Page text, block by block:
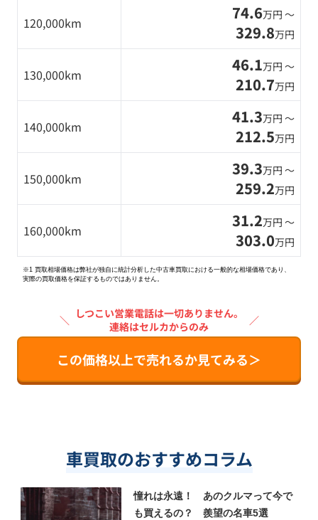
120,000km 74.6万円 〜
329.8万円
130,000km 46.1万円 〜
210.7万円
140,000km 41.3万円 〜
212.5万円
150,000km 39.3万円 〜
259.2万円
160,000km 31.2万円 〜
303.0万円
※1 買取相場価格は弊社が独自に統計分析した中古車買取における一般的な相場価格であり、
実際の買取価格を保証するものではありません。
＼ しつこい営業電話は一切ありません。
連絡はセルカからのみ
／
この価格以上で売れるか見てみる＞
車買取のおすすめコラム
憧れは永遠！ あのクルマって今で
も買えるの？ 羨望の名車5選